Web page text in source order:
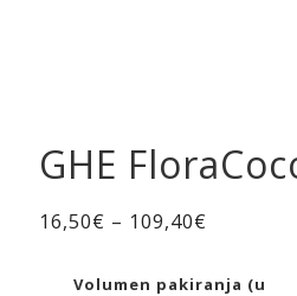
GHE
16,50€ – 109,40€
Volumen pakiranja (u